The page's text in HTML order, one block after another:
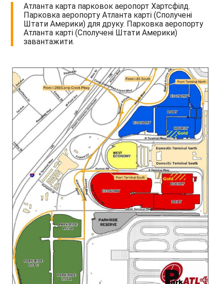
Атланта карта парковок аеропорт Хартсфілд.
Парковка аеропорту Атланта карті (Сполучені
Штати Америки) для друку. Парковка аеропорту
Атланта карті (Сполучені Штати Америки)
завантажити.